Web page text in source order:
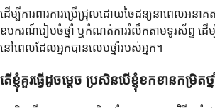
ដើម្បីការពារការប្រើជ្រុលដោយចៃដន្យនាពេលអនា
ឧបករណ៍រៀបចំថ្នាំ ឬកំណត់ការរំលឹកតាមទូរស័ព្ទ ដើ
នៅពេលដែលអ្នកបានលេបថ្នាំរបស់អ្នក។
តើខ្ញុំគួរធ្វើដូចម្តេច ប្រសិនបើខ្ញុំខកខានកម្រិ